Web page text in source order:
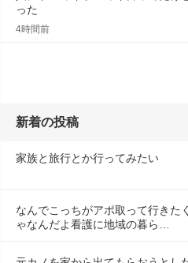
った
4時間前
新着の投稿
家族と旅行とか行ってみたい
なんでこっちがアポ取って行きた
ゃなんだよ看護に地域の暮ら…